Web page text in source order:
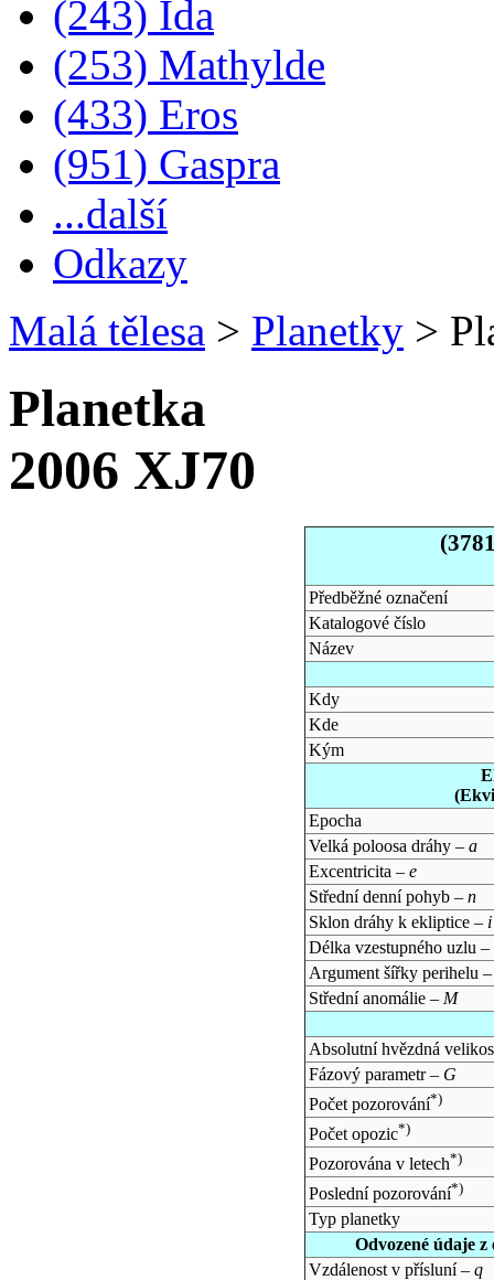
(243) Ida
(253) Mathylde
(433) Eros
(951) Gaspra
...další
Odkazy
Malá tělesa > Planetky >
Planetka
2006 XJ70
Předběžné označení
Katalogové číslo
Název
Kdy
Kde
Kým
Epocha
Velká poloosa dráhy – a
Excentricita – e
Střední denní pohyb – n
Sklon dráhy k ekliptice – i
Délka vzestupného uzlu –
Argument šířky perihelu
Střední anomálie – M
Absolutní hvězdná
Fázový parametr – G
Počet pozorování*)
Počet opozic*)
Pozorována v letech*)
Poslední pozorování*)
Typ planetky
Odvozené údaje
Vzdálenost v přísluní – q